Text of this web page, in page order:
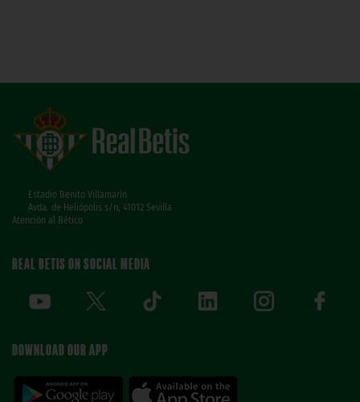
Estadio Benito Villamarín
Avda. de Heliópolis s/n, 41012 Sevilla
Atención al Bético
REAL BETIS ON SOCIAL MEDIA
DOWNLOAD OUR APP